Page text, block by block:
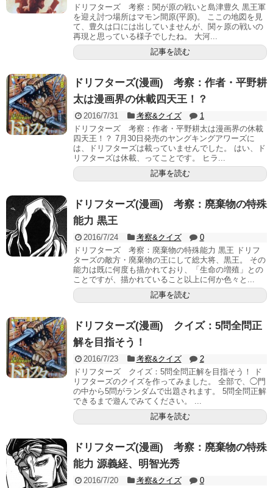
ドリフターズ 考察：関が原の戦いと島津豊久 黒王軍
を迎え討つ場所はマモン間原(平原)。 ここの地図を見
て、豊久は口には出していませんが、関ヶ原の戦いの
再現と思っている様子でしたね。 大河...
記事を読む
ドリフターズ(漫画) 考察：作者・平野耕
太は漫画界の休載四天王！？
2016/7/31 考察&クイズ
1
ドリフターズ 考察：作者・平野耕太は漫画界の休載
四天王！？ 7月30日発売のヤングキングアワーズに
は、ドリフターズは載っていませんでした。 はい、ド
リフターズは休載、ってことです。 ヒラ...
記事を読む
ドリフターズ(漫画) 考察：廃棄物の特殊
能力 黒王
2016/7/24 考察&クイズ
0
ドリフターズ 考察：廃棄物の特殊能力 黒王 ドリフ
ターズの敵方・廃棄物の王にして総大将、黒王。 その
能力は既に何度も描かれており、「生命の増殖」との
ことですが、描かれていること以上に何か色々と...
記事を読む
ドリフターズ(漫画) クイズ：5問全問正
解を目指そう！
2016/7/23 考察&クイズ
2
ドリフターズ クイズ：5問全問正解を目指そう！ ド
リフターズのクイズを作ってみました。 全部で、◯門
の中から5問がランダムで出題されます。 5問全問正解
できるまで遊んでみてください。 ...
記事を読む
ドリフターズ(漫画) 考察：廃棄物の特殊
能力 源義経、明智光秀
2016/7/20 考察&クイズ
0